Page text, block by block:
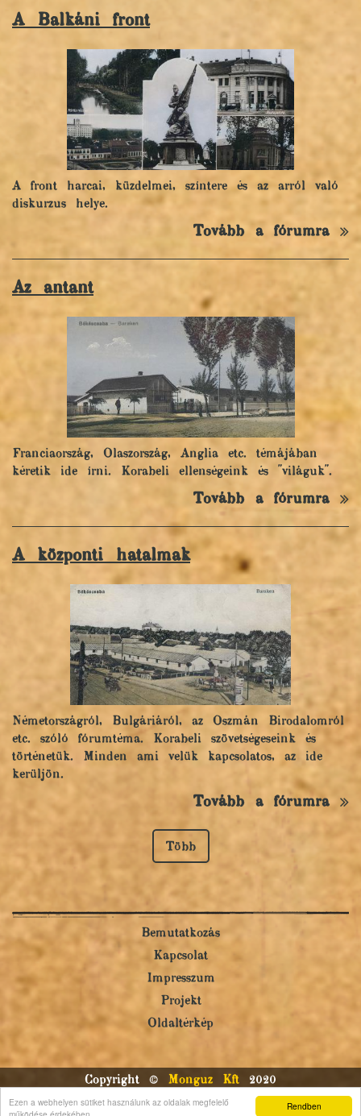
Rendben
Ezen a webhelyen sütiket használunk az oldalak megfelelő
A Balkáni front
A front harcai, küzdelmei, színtere és az arról való
diskurzus helye.
Tovább a fórumra
Az antant
Franciaország, Olaszország, Anglia etc. témájában
kéretik ide írni. Korabeli ellenségeink és "világuk".
Tovább a fórumra
A központi hatalmak
Németországról, Bulgáriáról, az Oszmán Birodalomról
etc. szóló fórumtéma. Korabeli szövetségeseink és
történetük. Minden ami velük kapcsolatos, az ide
kerüljön.
Tovább a fórumra
Több
Bemutatkozás
Kapcsolat
Impresszum
Projekt
Oldaltérkép
Copyright © Monguz Kft 2020
Powered byQulto